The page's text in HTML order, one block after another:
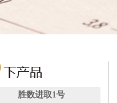
胜数进取1号